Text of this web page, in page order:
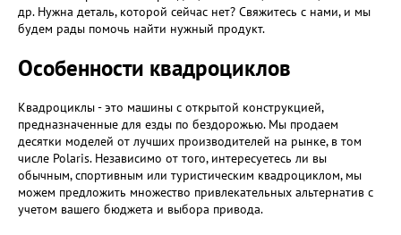
др. Нужна деталь, которой сейчас нет? Свяжитесь с нами, и мы
будем рады помочь найти нужный продукт.
Особенности квадроциклов
Квадроциклы - это машины с открытой конструкцией,
предназначенные для езды по бездорожью. Мы продаем
десятки моделей от лучших производителей на рынке, в том
числе Polaris. Независимо от того, интересуетесь ли вы
обычным, спортивным или туристическим квадроциклом, мы
можем предложить множество привлекательных альтернатив с
учетом вашего бюджета и выбора привода.